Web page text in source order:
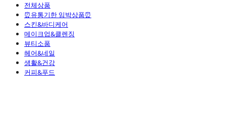
전체상품
⏰유통기한 임박상품⏰
스킨&바디케어
메이크업&클렌징
뷰티소품
헤어&네일
생활&건강
커피&푸드